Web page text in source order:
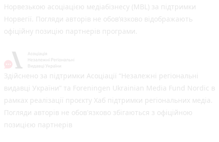
Норвезькою асоціацією медіабізнесу (MBL) за підтримки
Норвегії. Погляди авторів не обов’язково відображають
офіційну позицію партнерів програми.
Здійснено за підтримки Асоціації “Незалежні регіональні
видавці України” та Foreningen Ukrainian Media Fund Nordic в
рамках реалізації проєкту Хаб підтримки регіональних медіа.
Погляди авторів не обов'язково збігаються з офіційною
позицією партнерів